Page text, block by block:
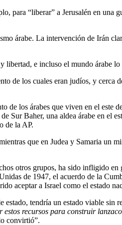
para “liberar” a Jerusalén en una
árabe. La intervención de Irán
libertad, e incluso el mundo árabe lo
de los cuales eran judíos, y cerca
de los árabes que viven en el este
Sur Baher, una aldea árabe en el
de la AP.
que en Judea y Samaria un
otros grupos, ha sido infligido en
de 1947, el acuerdo de la
aceptar a Israel como el estado
estado, tendría un estado viable sin
estos recursos para construir
convirtió”.